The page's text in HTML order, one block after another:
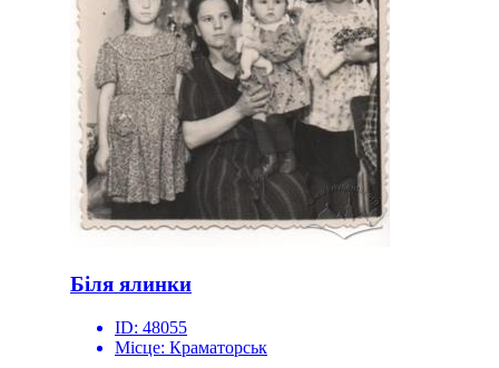
Біля ялинки
ID: 48055
Місце: Краматорськ